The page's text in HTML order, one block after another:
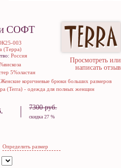
Просмотреть или
написать отзыв
СОФТ
003
(Терра)
Россия
5%эластан
Женские коричневые брюки больших размеров
(Terra) - одежда для полных женщин
7300 руб.
скидка 27 %
Определить размер